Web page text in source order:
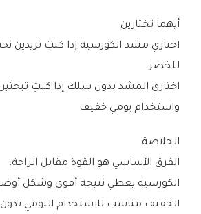
أيهما تختارين
اختاري مشد الكورسيه إذا كنتِ تريدين
للخصر
اختاري المشد بدون سلك إذا كنتِ
واستخدام يومي خفيف
الخلاصة
الفرق الأساسي هو القوة مقابل الراحة:
الكورسيه يعطي نتيجة أقوى وشكل
الخفيف مناسب للاستخدام اليومي